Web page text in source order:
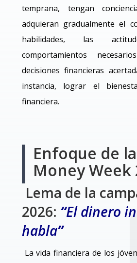
temprana, tengan
adquieran gradualmente el
habilidades, las
comportamientos
decisiones financieras
instancia, lograr el
financiera.
Enfoque de
Money Week
Lema de la
2026: “El dinero
habla”
La vida financiera de los